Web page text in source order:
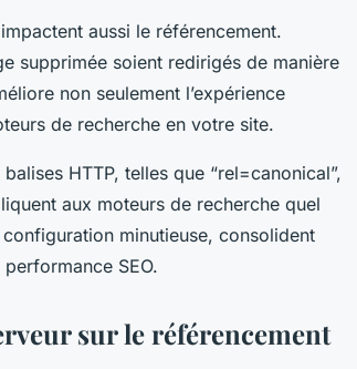
aussi le référencement.
supprimée soient redirigés de manière
non seulement l’expérience
de recherche en votre site.
balises HTTP, telles que “rel=canonical”,
aux moteurs de recherche quel
minutieuse, consolident
SEO.
sur le référencement